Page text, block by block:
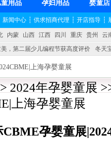
童用品 孕妇用品 婴童店
新闻中心 ┆ 供求招商代理 ┆ 开店指导 ┆
内蒙 山西 江西 四川 重庆 贵州
云
，第二届少儿编程节获高度评价
冬天
,毕竟母婴产品比较特殊。”
2024年孕婴童展
上海孕婴童展
孕婴童展